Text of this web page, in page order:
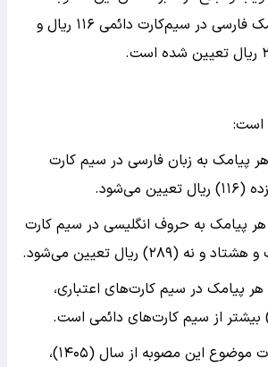
سقف تعرفه هر پیامک فارسی در سیم‌کارت دائمی ۱۱۶ ریال و
است:
هر پیامک به زبان فارسی در سیم کارت
می‌شود.
هر پیامک به حروف انگلیسی در سیم کارت
(۲۸۹) ریال تعیین می‌شود.
هر پیامک در سیم کارت‌های اعتباری،
ماده۴ـ تعرفه خدمات موضوع این مصوبه از سال (۱۴۰۵)،